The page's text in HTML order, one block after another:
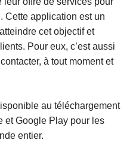
Cette application est un
cet objectif et
Pour eux, c’est aussi
à tout moment et
au téléchargement
et Google Play pour les
entier.